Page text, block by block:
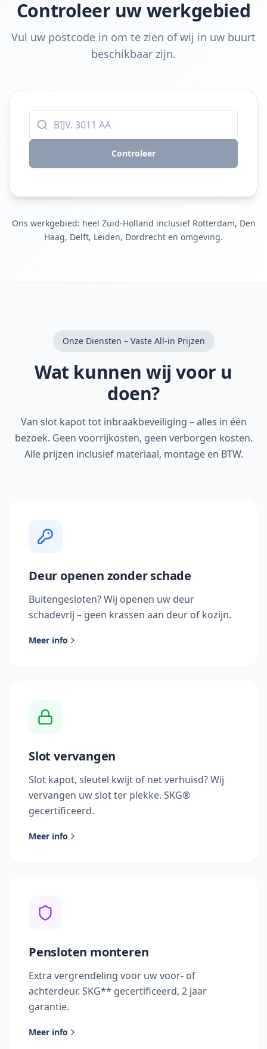
Controleer uw werkgebied
Vul uw postcode in om te zien of wij in uw buurt
beschikbaar zijn.
Controleer
Ons werkgebied: heel Zuid-Holland inclusief Rotterdam, Den
Haag, Delft, Leiden, Dordrecht en omgeving.
Onze Diensten – Vaste All-in Prijzen
Wat kunnen wij voor u
doen?
Van slot kapot tot inbraakbeveiliging – alles in één
bezoek. Geen voorrijkosten, geen verborgen kosten.
Alle prijzen inclusief materiaal, montage en BTW.
Deur openen zonder schade
Buitengesloten? Wij openen uw deur
schadevrij – geen krassen aan deur of kozijn.
Meer info
Slot vervangen
Slot kapot, sleutel kwijt of net verhuisd? Wij
vervangen uw slot ter plekke. SKG®
gecertificeerd.
Meer info
Pensloten monteren
Extra vergrendeling voor uw voor- of
achterdeur. SKG** gecertificeerd, 2 jaar
garantie.
Meer info